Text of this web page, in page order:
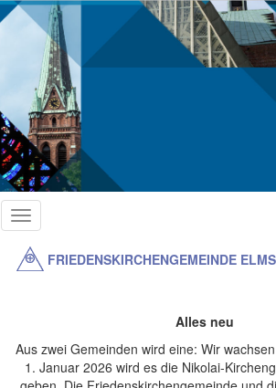
Direkt
zum
Toggle
navigation
FRIEDENSKIRCHENGEMEINDE
Alles neu
Aus zwei Gemeinden wird eine: Wir
1. Januar 2026 wird es die Nikolai-